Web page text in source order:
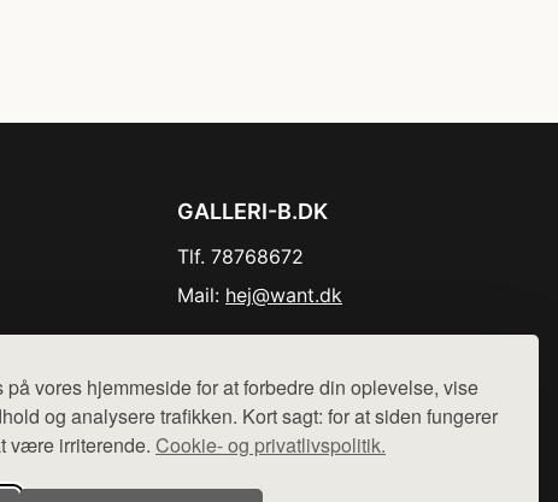
vores hjemmeside for at forbedre din oplevelse, vise
og analysere trafikken. Kort sagt: for at siden fungerer
være irriterende. Cookie- og privatlivspolitik.
GALLERI-B.DK
Tlf. 78768672
Mail: hej@want.dk
sælges ikke varer fra denne side - vi henviser til de shops,